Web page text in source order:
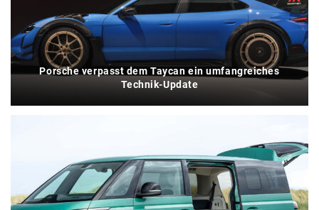
Porsche verpasst dem Taycan ein umfangreiches
Technik-Update